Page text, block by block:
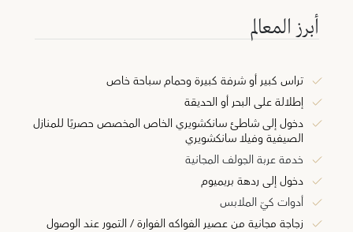
أبرز المعالم
تراس كبير أو شرفة كبيرة وحمام سباحة خاص
إطلالة على البحر أو الحديقة
دخول إلى شاطئ سانكشويري الخاص المخصص حصريًا للمنازل
الصيفية وفيلا سانكشويري
خدمة عربة الجولف المجانية
دخول إلى ردهة بريميوم
أدوات كيّ الملابس
زجاجة مجانية من عصير الفواكه الفوارة / التمور عند الوصول